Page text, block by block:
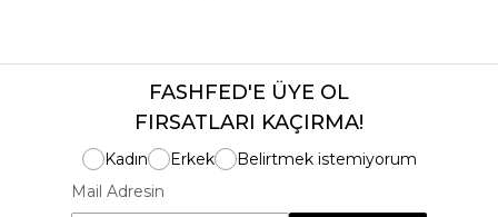
FASHFED'E ÜYE OL
FIRSATLARI KAÇIRMA!
Kadın Erkek
Belirtmek istemiyorum
Mail Adresin